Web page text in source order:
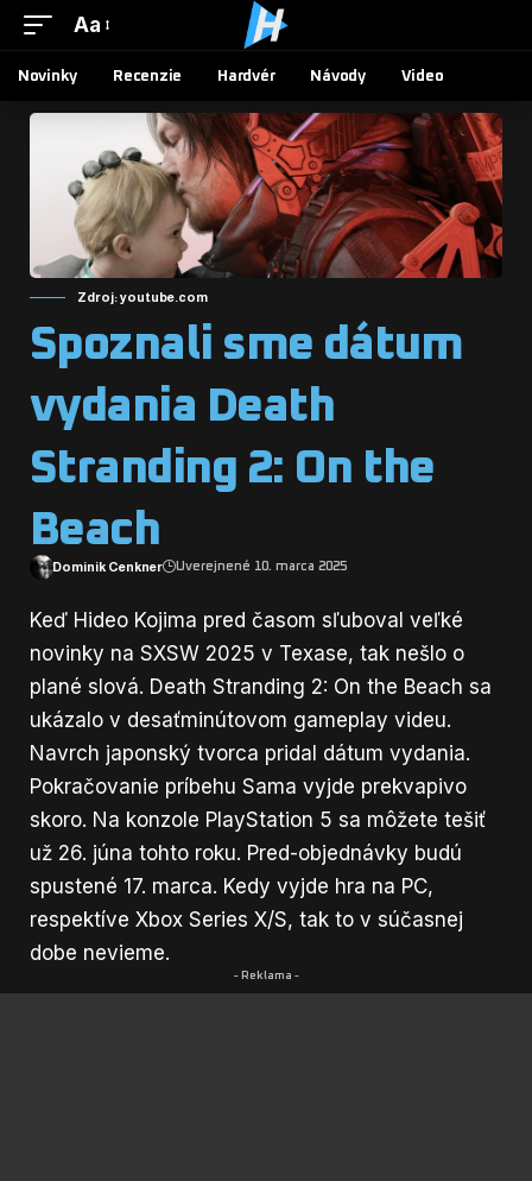
Aa
Novinky Recenzie Hardvér Návody Video
Zdroj: youtube.com
Spoznali sme dátum
vydania Death
Stranding 2: On the
Beach
Dominik Cenkner Uverejnené 10. marca 2025
Keď Hideo Kojima pred časom sľuboval veľké
novinky na SXSW 2025 v Texase, tak nešlo o
plané slová. Death Stranding 2: On the Beach sa
ukázalo v desaťminútovom gameplay videu.
Navrch japonský tvorca pridal dátum vydania.
Pokračovanie príbehu Sama vyjde prekvapivo
skoro. Na konzole PlayStation 5 sa môžete tešiť
už 26. júna tohto roku. Pred-objednávky budú
spustené 17. marca. Kedy vyjde hra na PC,
respektíve Xbox Series X/S, tak to v súčasnej
dobe nevieme.
- Reklama -